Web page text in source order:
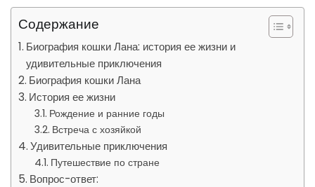
Содержание
Биография кошки Лана: история ее жизни и
удивительные приключения
Биография кошки Лана
История ее жизни
Рождение и ранние годы
Встреча с хозяйкой
Удивительные приключения
Путешествие по стране
Вопрос-ответ: